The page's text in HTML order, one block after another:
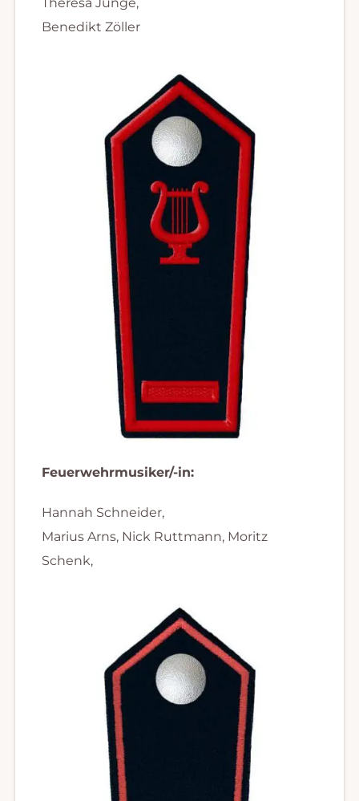
Benedikt Zöller
Feuerwehrmusiker/-in:
Hannah Schneider,
Marius Arns, Nick Ruttmann, Moritz
Schenk,